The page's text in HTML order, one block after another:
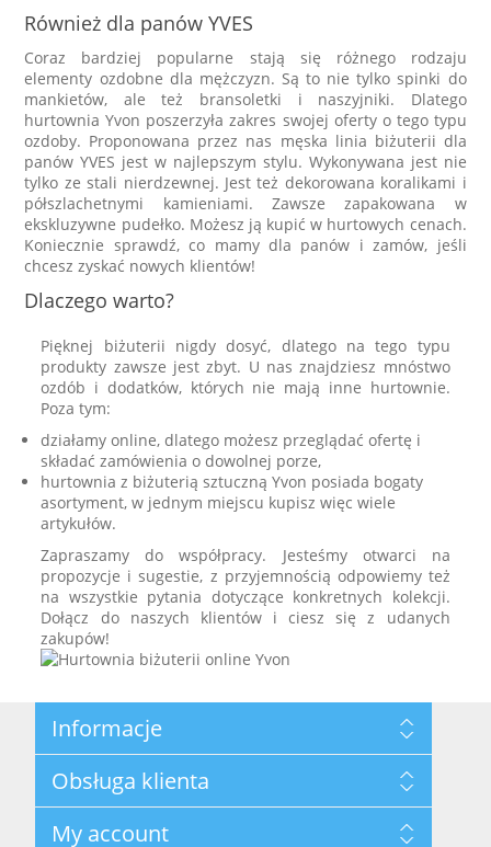
Również dla panów YVES
Coraz bardziej popularne stają się różnego rodzaju
elementy ozdobne dla mężczyzn. Są to nie tylko spinki do
mankietów, ale też bransoletki i naszyjniki. Dlatego
hurtownia Yvon poszerzyła zakres swojej oferty o tego typu
ozdoby. Proponowana przez nas męska linia biżuterii dla
panów YVES jest w najlepszym stylu. Wykonywana jest nie
tylko ze stali nierdzewnej. Jest też dekorowana koralikami i
półszlachetnymi kamieniami. Zawsze zapakowana w
ekskluzywne pudełko. Możesz ją kupić w hurtowych cenach.
Koniecznie sprawdź, co mamy dla panów i zamów, jeśli
chcesz zyskać nowych klientów!
Dlaczego warto?
Pięknej biżuterii nigdy dosyć, dlatego na tego typu
produkty zawsze jest zbyt. U nas znajdziesz mnóstwo
ozdób i dodatków, których nie mają inne hurtownie.
Poza tym:
działamy online, dlatego możesz przeglądać ofertę i
składać zamówienia o dowolnej porze,
hurtownia z biżuterią sztuczną Yvon posiada bogaty
asortyment, w jednym miejscu kupisz więc wiele
artykułów.
Zapraszamy do współpracy. Jesteśmy otwarci na
propozycje i sugestie, z przyjemnością odpowiemy też
na wszystkie pytania dotyczące konkretnych kolekcji.
Dołącz do naszych klientów i ciesz się z udanych
zakupów!
Informacje
Privacy Policy
Terms and Conditions
About Us
Obsługa klienta
Nowości
My account